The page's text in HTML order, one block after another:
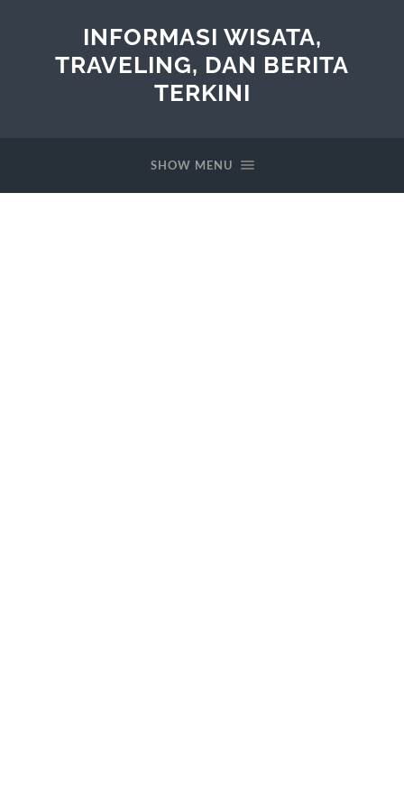
INFORMASI WISATA,
TRAVELING, DAN BERITA
TERKINI
SHOW MENU